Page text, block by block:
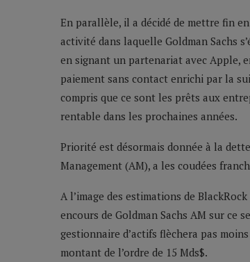
En parallèle, il a décidé de mettre fin
activité dans laquelle Goldman Sachs
en signant un partenariat avec Apple,
paiement sans contact enrichi par la
compris que ce sont les prêts aux
rentable dans les prochaines années.
Priorité est désormais donnée à la
Management (AM), a les coudées
A l’image des estimations de
encours de Goldman Sachs AM sur ce
gestionnaire d’actifs flèchera pas
montant de l’ordre de 15 Mds$.